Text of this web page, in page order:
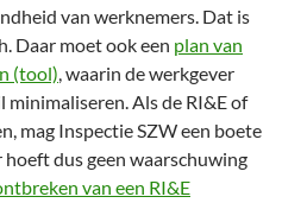
van werknemers. Dat is
Daar moet ook een plan van
(tool), waarin de werkgever
minimaliseren. Als de RI&E of
mag Inspectie SZW een boete
dus geen waarschuwing
van een RI&E